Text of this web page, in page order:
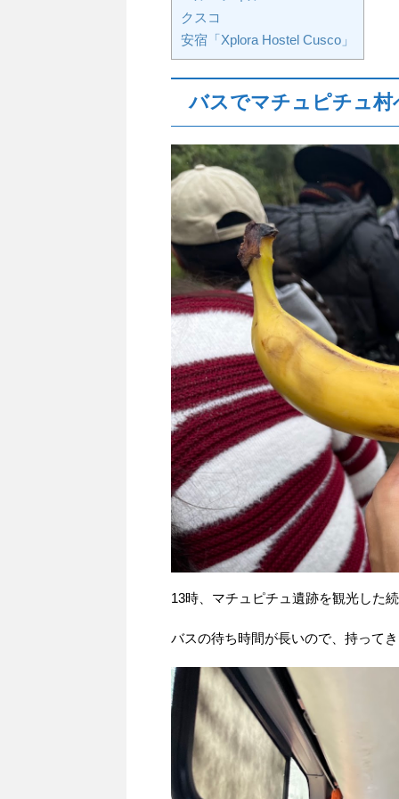
クスコ
安宿「Xplora Hostel Cusco」
バスでマチュピチュ村
13時、マチュピチュ遺跡を観光した
バスの待ち時間が長いので、持って